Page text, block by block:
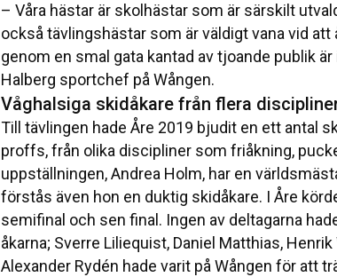
– Våra hästar är skolhästar som är särskilt
också tävlingshästar som är väldigt vana vid att
genom en smal gata kantad av tjoande publik
Halberg sportchef på Wången.
Våghalsiga skidåkare från flera
Till tävlingen hade Åre 2019 bjudit en ett antal
proffs, från olika discipliner som friåkning,
uppställningen, Andrea Holm, har en
förstås även hon en duktig skidåkare. I Åre
semifinal och sen final. Ingen av deltagarna
åkarna; Sverre Liliequist, Daniel Matthias,
Alexander Rydén hade varit på Wången för att